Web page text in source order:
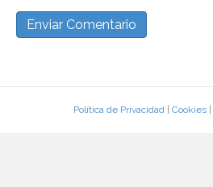
Política de Privacidad | Cookies|